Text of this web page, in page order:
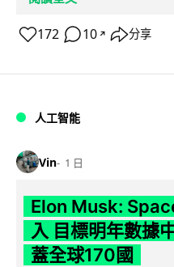
172 10 ↗ 分享
人工智能
Vin 1 日
Elon Musk:
入 目標明年數據
蓋全球170國